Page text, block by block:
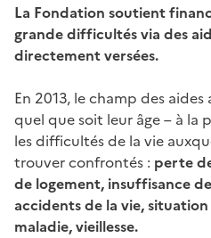
La Fondation soutient
grande difficultés via des
directement versées.
En 2013, le champ des
quel que soit leur âge – à la
les difficultés de la vie
trouver confrontés : perte
de logement, insuffisance
accidents de la vie,
maladie, vieillesse.